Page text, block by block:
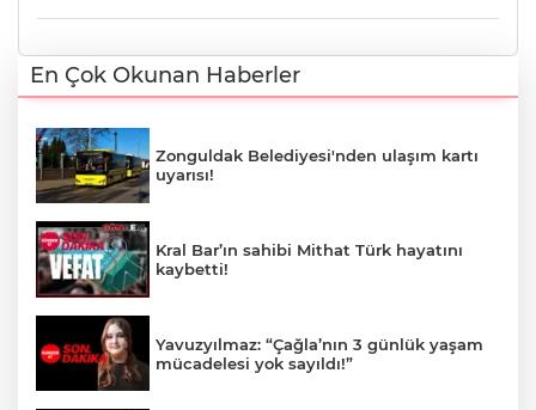
En Çok Okunan Haberler
Zonguldak Belediyesi'nden ulaşım kartı
uyarısı!
Kral Bar’ın sahibi Mithat Türk hayatını
kaybetti!
Yavuzyılmaz: “Çağla’nın 3 günlük yaşam
mücadelesi yok sayıldı!”